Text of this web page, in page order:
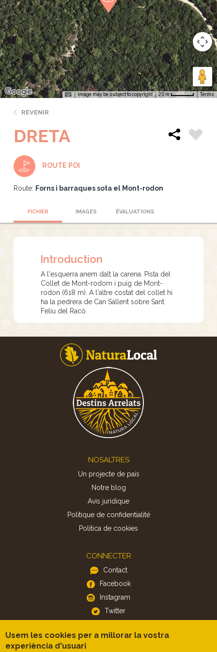
Image may be subject to copyright 20 m Terms
REVENIR
DRETA
ROUTE POI
Route: Forns i barraques sota el Mont-rodon
FICHIER IMAGES ÉVALUATIONS
Introduction
A l'esquerra anem dalt la carena. Pista del
Collet de Mont-rodom i puig de Mont-
rodon (618 m). A l'altre costat del collet hi
ha la pedrera de Can Sallent sobre Sant
Feliu del Racó.
NOSALTRES
Un projecte de país
Notre blog
Avis juridique
Politique de confidentialité
Politica de cookies
CONNECTER
Contact
Facebook
Instagram
Twitter
APP
Usem les cookies per a millorar la vostra
experiència d'usuari